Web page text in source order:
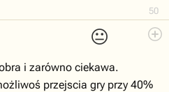
50
😐
i zarówno ciekawa.
przejscia gry przy 40%